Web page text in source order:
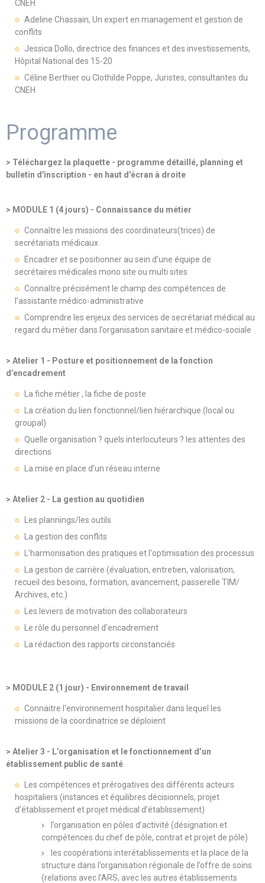
CNEH
Adeline Chassain, Un expert en management et gestion de
conflits
Jessica Dollo, directrice des finances et des investissements,
Hôpital National des 15-20
Céline Berthier ou Clothilde Poppe, Juristes, consultantes du
CNEH
Programme
> Téléchargez la plaquette - programme détaillé, planning et
bulletin d'inscription - en haut d'écran à droite
> MODULE 1 (4 jours) - Connaissance du métier
Connaître les missions des coordinateurs(trices) de
secrétariats médicaux
Encadrer et se positionner au sein d’une équipe de
secrétaires médicales mono site ou multi sites
Connaître précisément le champ des compétences de
l’assistante médico-administrative
Comprendre les enjeux des services de secrétariat médical au
regard du métier dans l’organisation sanitaire et médico-sociale
> Atelier 1 - Posture et positionnement de la fonction
d’encadrement
La fiche métier , la fiche de poste
La création du lien fonctionnel/lien hiérarchique (local ou
groupal)
Quelle organisation ? quels interlocuteurs ? les attentes des
directions
La mise en place d’un réseau interne
> Atelier 2 - La gestion au quotidien
Les plannings/les outils
La gestion des conflits
L’harmonisation des pratiques et l'optimisation des processus
La gestion de carrière (évaluation, entretien, valorisation,
recueil des besoins, formation, avancement, passerelle TIM/
Archives, etc.)
Les leviers de motivation des collaborateurs
Le rôle du personnel d’encadrement
La rédaction des rapports circonstanciés
> MODULE 2 (1 jour) - Environnement de travail
Connaitre l'environnement hospitalier dans lequel les
missions de la coordinatrice se déploient
> Atelier 3 - L’organisation et le fonctionnement d’un
établissement public de santé
Les compétences et prérogatives des différents acteurs
hospitaliers (instances et équilibres décisionnels, projet
d’établissement et projet médical d’établissement)
l’organisation en pôles d’activité (désignation et
compétences du chef de pôle, contrat et projet de pôle)
les coopérations interétablissements et la place de la
structure dans l’organisation régionale de l’offre de soins
(relations avec l’ARS, avec les autres établissements